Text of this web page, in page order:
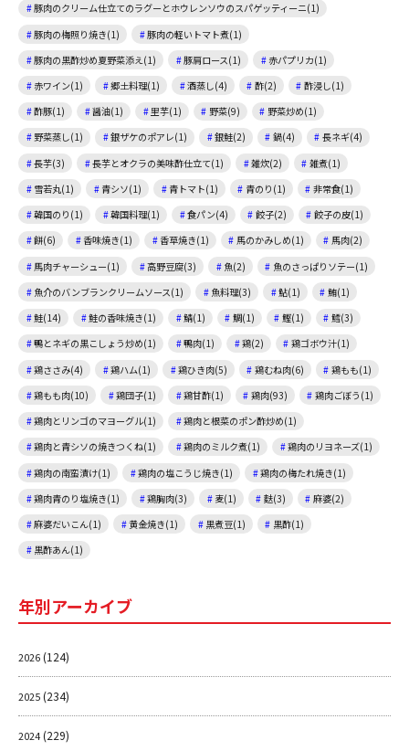
豚肉のクリーム仕立てのラグーとホウレンソウのスパゲッティーニ(1)
豚肉の梅照り焼き(1)
豚肉の軽いトマト煮(1)
豚肉の黒酢炒め夏野菜添え(1)
豚肩ロース(1)
赤パプリカ(1)
赤ワイン(1)
郷土料理(1) 酒蒸し(4) 酢(2)
酢浸し(1)
酢豚(1)
醤油(1) 里芋(1) 野菜(9)
野菜炒め(1)
野菜蒸し(1)
銀ザケのポアレ(1) 銀鮭(2) 鍋(4)
長ネギ(4)
長芋(3)
長芋とオクラの美味酢仕立て(1) 雑炊(2)
雑煮(1)
雪若丸(1)
青シソ(1) 青トマト(1) 青のり(1)
非常食(1)
韓国のり(1)
韓国料理(1) 食パン(4) 餃子(2)
餃子の皮(1)
餅(6)
香味焼き(1) 香草焼き(1) 馬のかみしめ(1)
馬肉(2)
馬肉チャーシュー(1)
高野豆腐(3) 魚(2)
魚のさっぱりソテー(1)
魚介のバンブランクリームソース(1)
魚料理(3) 鮎(1)
鮪(1)
鮭(14)
鮭の香味焼き(1) 鯖(1) 鯛(1) 鰹(1)
鱈(3)
鴨とネギの黒こしょう炒め(1)
鴨肉(1) 鶏(2)
鶏ゴボウ汁(1)
鶏ささみ(4)
鶏ハム(1) 鶏ひき肉(5) 鶏むね肉(6)
鶏もも(1)
鶏もも肉(10)
鶏団子(1) 鶏甘酢(1) 鶏肉(93)
鶏肉ごぼう(1)
鶏肉とリンゴのマヨーグル(1)
鶏肉と根菜のポン酢炒め(1)
鶏肉と青シソの焼きつくね(1)
鶏肉のミルク煮(1)
鶏肉のリヨネーズ(1)
鶏肉の南蛮漬け(1)
鶏肉の塩こうじ焼き(1)
鶏肉の梅たれ焼き(1)
鶏肉青のり塩焼き(1)
鶏胸肉(3) 麦(1) 麩(3)
麻婆(2)
麻婆だいこん(1)
黄金焼き(1) 黒煮豆(1)
黒酢(1)
黒酢あん(1)
年別アーカイブ
2026(124)
2025(234)
2024(229)